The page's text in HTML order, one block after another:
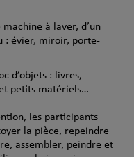
à laver, d’un
: évier, miroir, porte-
d’objets : livres,
petits matériels…
les participants
la pièce, repeindre
assembler, peindre et